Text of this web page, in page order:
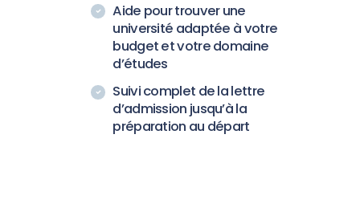
Aide pour trouver une
université adaptée à votre
budget et votre domaine
d’études
Suivi complet de la lettre
d’admission jusqu’à la
préparation au départ